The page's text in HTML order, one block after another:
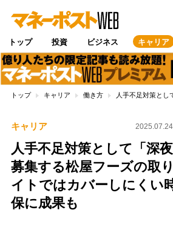
トップ 投資 ビジネス キャリア
トップ キャリア 働き方 人手不足対策と
キャリア
人手不足対策として「深
募集する松屋フーズの取
イトではカバーしにくい
保に成果も